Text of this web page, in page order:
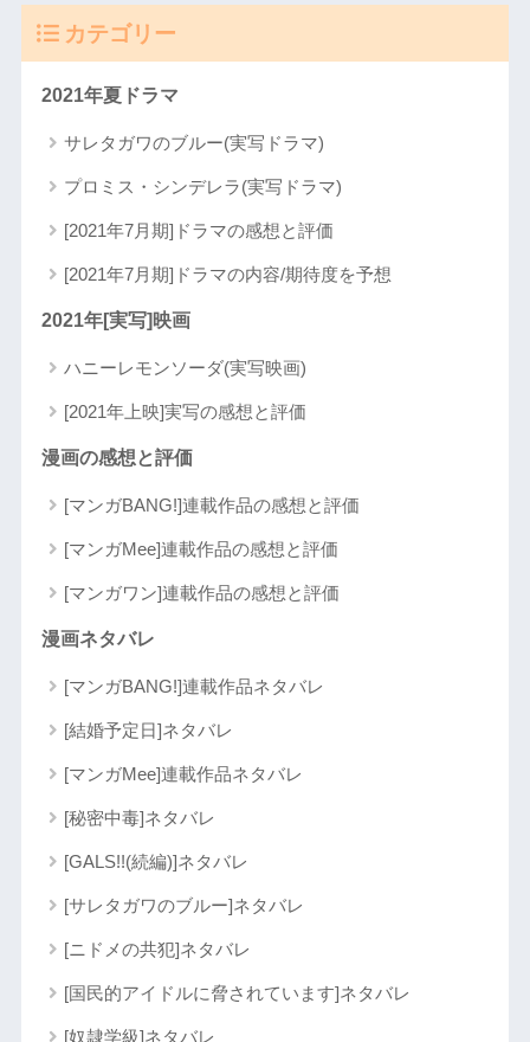
カテゴリー
2021年夏ドラマ
サレタガワのブルー(実写ドラマ)
プロミス・シンデレラ(実写ドラマ)
[2021年7月期]ドラマの感想と評価
[2021年7月期]ドラマの内容/期待度を予想
2021年[実写]映画
ハニーレモンソーダ(実写映画)
[2021年上映]実写の感想と評価
漫画の感想と評価
[マンガBANG!]連載作品の感想と評価
[マンガMee]連載作品の感想と評価
[マンガワン]連載作品の感想と評価
漫画ネタバレ
[マンガBANG!]連載作品ネタバレ
[結婚予定日]ネタバレ
[マンガMee]連載作品ネタバレ
[秘密中毒]ネタバレ
[GALS!!(続編)]ネタバレ
[サレタガワのブルー]ネタバレ
[ニドメの共犯]ネタバレ
[国民的アイドルに脅されています]ネタバレ
[奴隷学級]ネタバレ